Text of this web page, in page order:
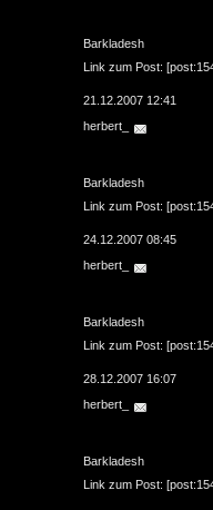
Barkladesh
Link zum Post:
21.12.2007 12:41
herbert_
Barkladesh
Link zum Post:
24.12.2007 08:45
herbert_
Barkladesh
Link zum Post:
28.12.2007 16:07
herbert_
Barkladesh
Link zum Post: